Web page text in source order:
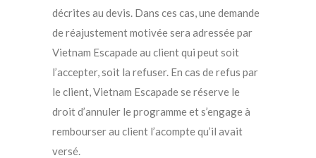
décrites au devis. Dans ces cas, une demande
de réajustement motivée sera adressée par
Vietnam Escapade au client qui peut soit
l’accepter, soit la refuser. En cas de refus par
le client, Vietnam Escapade se réserve le
droit d’annuler le programme et s’engage à
rembourser au client l’acompte qu’il avait
versé.